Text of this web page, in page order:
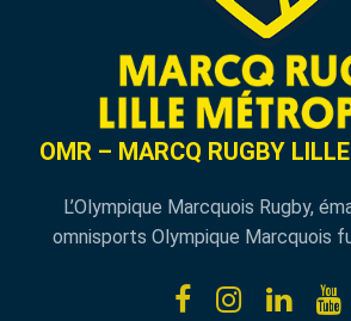
OMR – MARCQ RUGBY
L’Olympique Marcquois Rugby,
omnisports Olympique Marcquois